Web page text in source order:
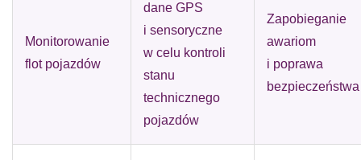
Monitorowanie
flot pojazdów
dane GPS
i sensoryczne
w celu kontroli
stanu
technicznego
pojazdów
Zapobieganie
awariom
i poprawa
bezpieczeństwa